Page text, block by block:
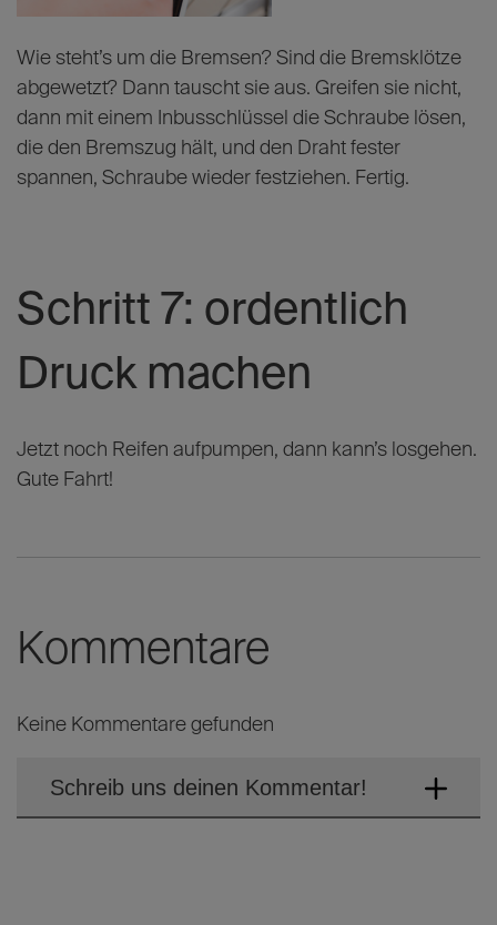
Wie steht’s um die Bremsen? Sind die Bremsklötze
abgewetzt? Dann tauscht sie aus. Greifen sie nicht,
dann mit einem Inbusschlüssel die Schraube lösen,
die den Bremszug hält, und den Draht fester
spannen, Schraube wieder festziehen. Fertig.
Schritt 7: ordentlich
Druck machen
Jetzt noch Reifen aufpumpen, dann kann’s losgehen.
Gute Fahrt!
Kommentare
Keine Kommentare gefunden
Schreib uns deinen Kommentar!